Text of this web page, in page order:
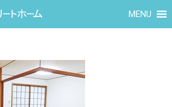
MENU